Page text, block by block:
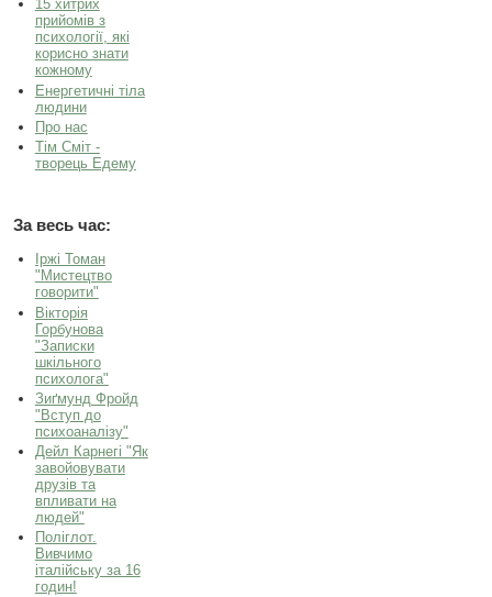
15 хитрих
прийомів з
психології, які
корисно знати
кожному
Енергетичні тіла
людини
Про нас
Тім Сміт -
творець Едему
За весь час:
Іржі Томан
"Мистецтво
говорити"
Вікторія
Горбунова
"Записки
шкільного
психолога"
Зиґмунд Фройд
"Вступ до
психоаналізу"
Дейл Карнегі "Як
завойовувати
друзів та
впливати на
людей"
Поліглот.
Вивчимо
італійську за 16
годин!